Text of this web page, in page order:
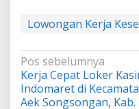
Lowongan Kerja
Navigasi
pos
Pos sebelumnya
Kerja Cepat Loker
Indomaret di
Aek Songsongan, Kab.